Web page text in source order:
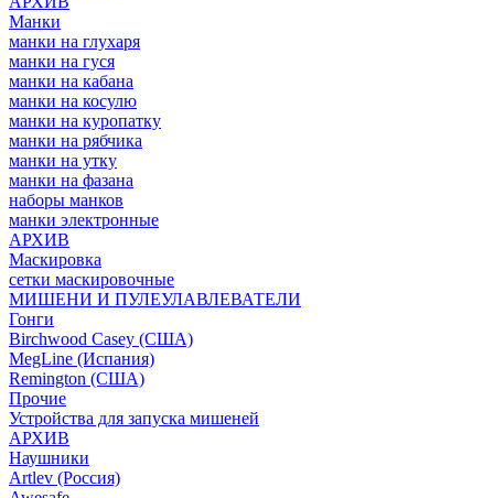
Манки
манки на глухаря
манки на гуся
манки на кабана
манки на косулю
манки на куропатку
манки на рябчика
манки на утку
манки на фазана
наборы манков
манки электронные
АРХИВ
Маскировка
сетки маскировочные
МИШЕНИ И ПУЛЕУЛАВЛЕВАТЕЛИ
Гонги
Birchwood Casey (США)
MegLine (Испания)
Remington (США)
Прочие
Устройства для запуска мишеней
АРХИВ
Наушники
Artlev (Россия)